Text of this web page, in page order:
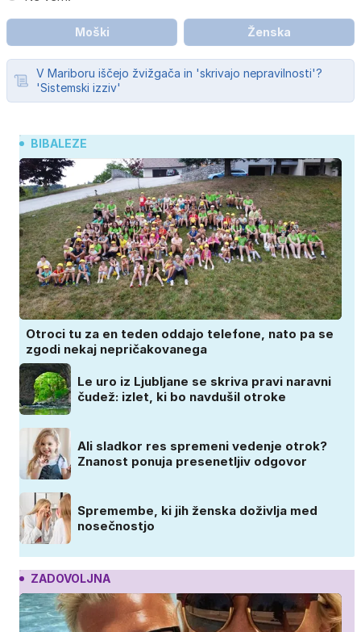
Moški Ženska
V Mariboru iščejo žvižgača in 'skrivajo nepravilnosti'?
'Sistemski izziv'
BIBALEZE
Otroci tu za en teden oddajo telefone, nato pa se
zgodi nekaj nepričakovanega
Le uro iz Ljubljane se skriva pravi naravni
čudež: izlet, ki bo navdušil otroke
Ali sladkor res spremeni vedenje otrok?
Znanost ponuja presenetljiv odgovor
Spremembe, ki jih ženska doživlja med
nosečnostjo
ZADOVOLJNA